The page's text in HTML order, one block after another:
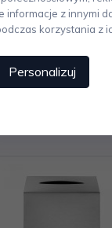
designerskich
informacje z innymi
korzystania z
Personalizuj